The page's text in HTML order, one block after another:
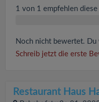
1 von 1 empfehlen
Noch nicht bewertet. Du
Schreib jetzt die erste
Restaurant Haus